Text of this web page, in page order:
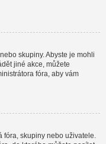
skupiny. Abyste je mohli
jiné akce, můžete
fóra, aby vám
fóra, skupiny nebo uživatele.